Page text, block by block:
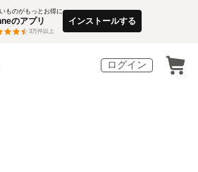
ものがもっとお得に
のアプリ
3万件以上
インストールする
ログイン